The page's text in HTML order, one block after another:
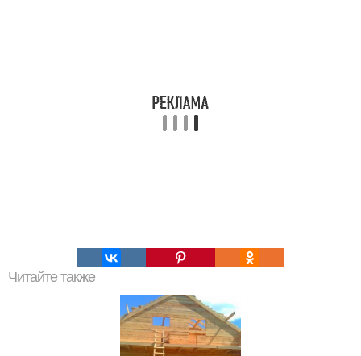
Читайте также